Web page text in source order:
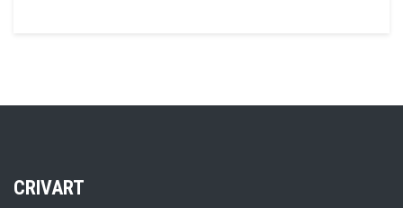
CRIVART